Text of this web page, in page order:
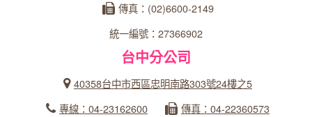
傳真：(02)6600-2149
統一編號：27366902
台中分公司
40358台中市西區忠明南路303號24樓之5
專線：04-23162600
傳真：04-22360573